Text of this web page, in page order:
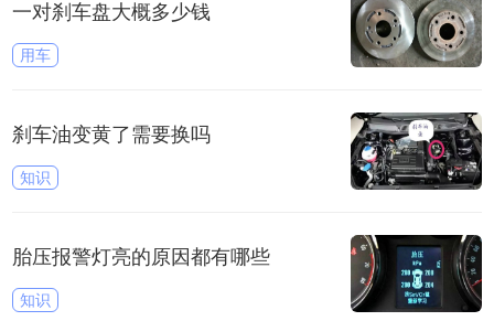
一对刹车盘大概多少钱
用车
刹车油变黄了需要换吗
知识
胎压报警灯亮的原因都有哪些
知识